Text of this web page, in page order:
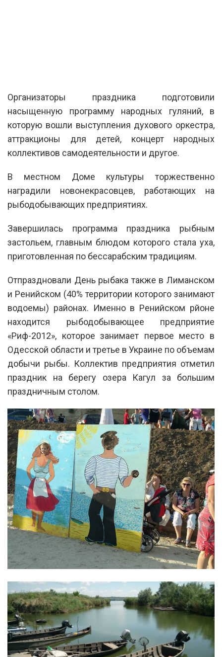
Организаторы праздника подготовили
насыщенную программу народных гуляний, в
которую вошли выступления духового оркестра,
аттракционы для детей, концерт народных
коллективов самодеятельности и другое.
В местном Доме культуры торжественно
наградили новонекрасовцев, работающих на
рыбодобывающих предприятиях.
Завершилась программа праздника рыбным
застольем, главным блюдом которого стала уха,
приготовленная по бессарабским традициям.
Отпраздновали День рыбака также в Лиманском
и Ренийском (40% территории которого занимают
водоемы) районах. Именно в Ренийском рйоне
находится рыбодобывающее предприятие
«Риф-2012», которое занимает первое место в
Одесской области и третье в Украине по объемам
добычи рыбы. Коллектив предприятия отметил
праздник на берегу озера Кагул за большим
праздничным столом.